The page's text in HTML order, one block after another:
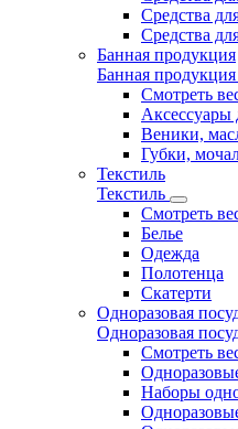
Средства
Средства
Банная продукция
Банная продукция
Смотреть
Аксессуары
Веники,
Губки,
Текстиль
Текстиль
Смотреть
Белье
Одежда
Полотенца
Скатерти
Одноразовая
Одноразовая
Смотреть
Наборы